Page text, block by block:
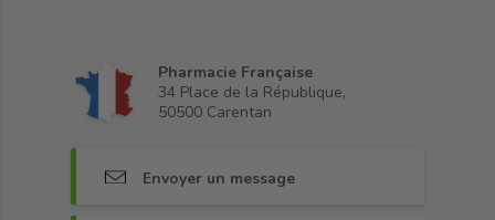
Pharmacie Française
34 Place de la République,
50500 Carentan
Envoyer un message